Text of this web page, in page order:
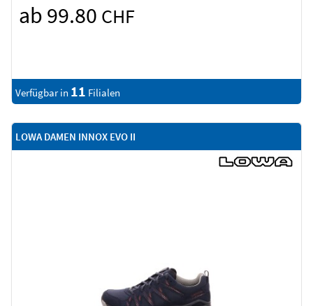
ab 99.80 CHF
Verfügbar in 11 Filialen
LOWA DAMEN INNOX EVO II